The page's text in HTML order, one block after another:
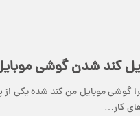
کند شدن گوشی
گوشی موبایل من کند شده یکی از
کار…